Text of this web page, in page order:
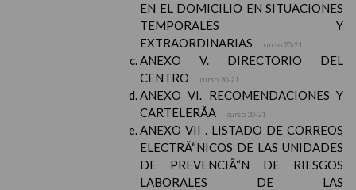
EN EL DOMICILIO EN SITUACIONES
TEMPORALES Y
EXTRAORDINARIAS
curso 20-21
ANEXO V. DIRECTORIO DEL
CENTRO
curso 20-21
ANEXO VI. RECOMENDACIONES Y
CARTELERÃA
curso 20-21
ANEXO VII . LISTADO DE CORREOS
ELECTRÃ“NICOS DE LAS UNIDADES
DE PREVENCIÃ“N DE RIESGOS
LABORALES DE LAS